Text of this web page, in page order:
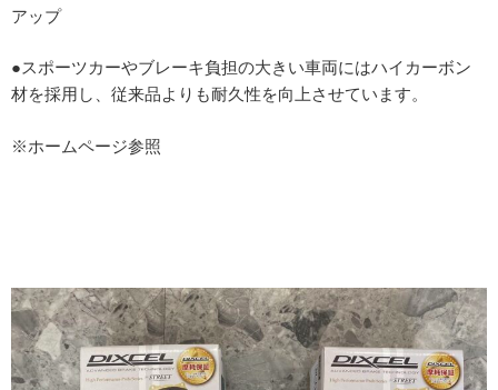
アップ
●スポーツカーやブレーキ負担の大きい車両にはハイカーボン
材を採用し、従来品よりも耐久性を向上させています。
※ホームページ参照